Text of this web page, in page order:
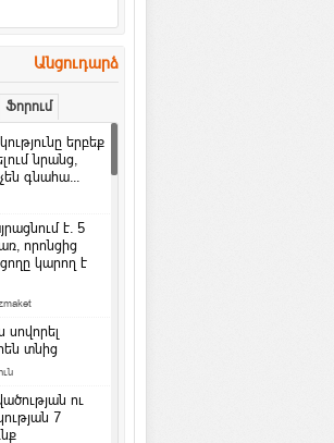
Անցուդարձ
Ֆորում
երբեք
նրանց,
գնահա...
է․ 5
որոնցից
կարող է
սովորել
տնից
ու
7